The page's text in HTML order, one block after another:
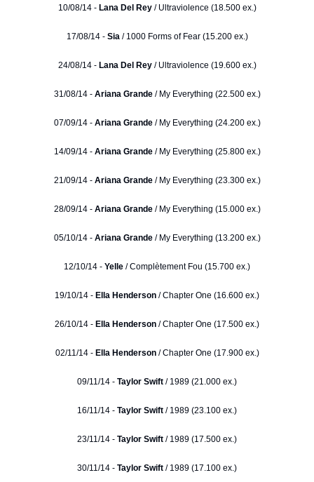
10/08/14 - Lana Del Rey/ Ultraviolence (18.500 ex.)
17/08/14 - Sia / 1000 Forms of Fear (15.200 ex.)
24/08/14 -Lana Del Rey/ Ultraviolence (19.600 ex.)
31/08/14 - Ariana Grande/ My Everything (22.500 ex.)
07/09/14 - Ariana Grande/ My Everything (24.200 ex.)
14/09/14 - Ariana Grande/ My Everything (25.800 ex.)
21/09/14 - Ariana Grande/ My Everything (23.300 ex.)
28/09/14 - Ariana Grande/ My Everything (15.000 ex.)
05/10/14 -Ariana Grande/ My Everything (13.200 ex.)
12/10/14 - Yelle / Complètement Fou (15.700 ex.)
19/10/14 - Ella Henderson / Chapter One (16.600 ex.)
26/10/14 - Ella Henderson / Chapter One (17.500 ex.)
02/11/14 - Ella Henderson/ Chapter One (17.900 ex.)
09/11/14 - Taylor Swift / 1989 (21.000 ex.)
16/11/14 - Taylor Swift / 1989 (23.100 ex.)
23/11/14 - Taylor Swift / 1989 (17.500 ex.)
30/11/14 - Taylor Swift / 1989 (17.100 ex.)